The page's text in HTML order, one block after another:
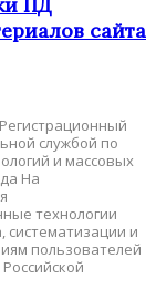
сайта
службой по
и массовых
На
технологии
систематизации и
пользователей